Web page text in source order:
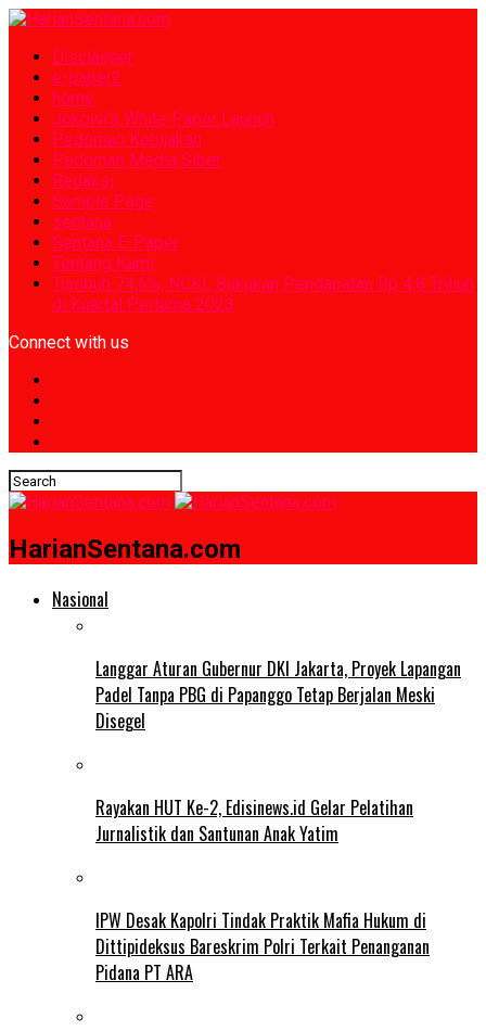
Disclaimer
e-paper2
home
Jokowi’s White Paper Launch
Pedoman Kebijakan
Pedoman Media Siber
Redaksi
Sample Page
sentana
Sentana E-Paper
Tentang Kami
Tumbuh 74,6%, NCKL Bukukan Pendapatan Rp 4,8 Triliun
di Kuartal Pertama 2023
Connect with us
HarianSentana.com
Nasional
Langgar Aturan Gubernur DKI Jakarta, Proyek Lapangan
Padel Tanpa PBG di Papanggo Tetap Berjalan Meski
Disegel
Rayakan HUT Ke-2, Edisinews.id Gelar Pelatihan
Jurnalistik dan Santunan Anak Yatim
IPW Desak Kapolri Tindak Praktik Mafia Hukum di
Dittipideksus Bareskrim Polri Terkait Penanganan
Pidana PT ARA